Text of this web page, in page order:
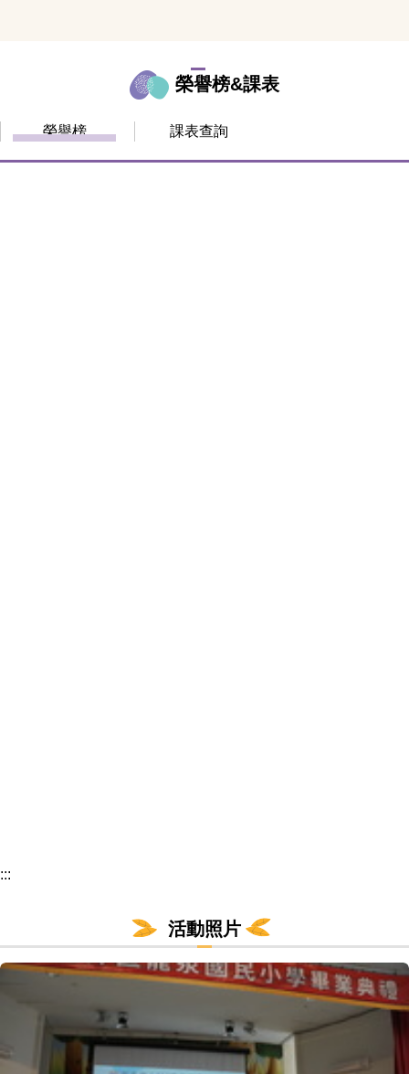
榮譽榜&課表
榮譽榜 課表查詢
:::
活動照片